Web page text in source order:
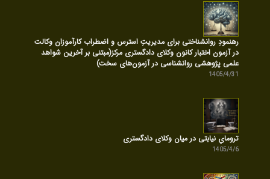
رهنمودِ روانشناختی برای مدیریتِ استرس و اضطراب کارآموزان وکالت
در آزمون اختبار کانون وکلای دادگستری مرکز(مبتنی بر آخرین شواهد
علمی پژوهشی روانشناسی در آزمون‌های سخت)
1405/4/31
ترومایِ نیابتی در میان وکلای دادگستری
1405/4/6